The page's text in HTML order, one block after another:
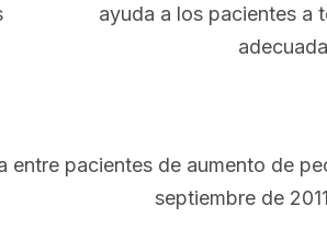
ayuda a los pacientes a
entre pacientes de aumento de
septiembre de